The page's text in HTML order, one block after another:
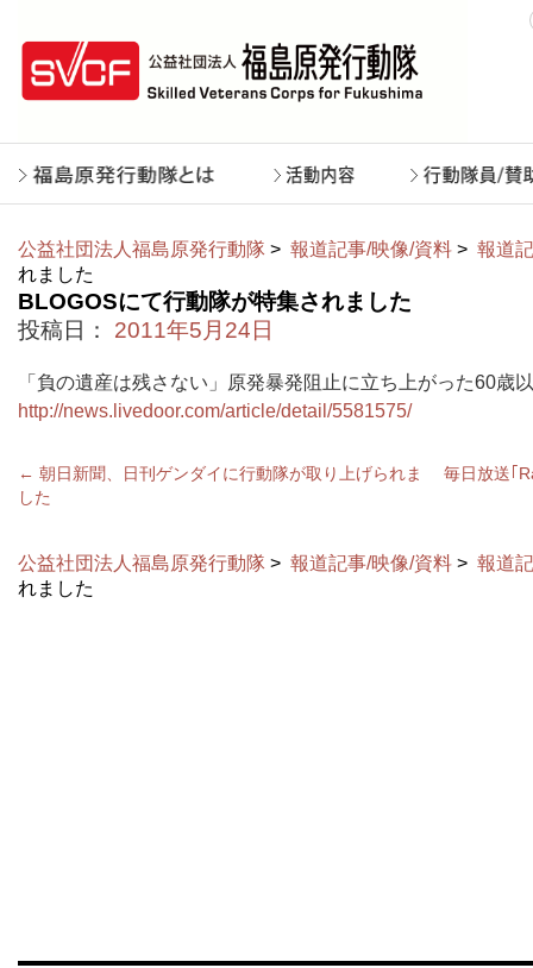
公益社団法人福島原発行動隊 > 報道記事/映像/資料 > 報道
れました
BLOGOSにて行動隊が特集されました
投稿日：
2011年5月24日
「負の遺産は残さない」原発暴発阻止に立ち上がった60歳
http://news.livedoor.com/article/detail/5581575/
← 朝日新聞、日刊ゲンダイに行動隊が取り上げられま
した
毎日放送｢
公益社団法人福島原発行動隊 > 報道記事/映像/資料 > 報道
れました